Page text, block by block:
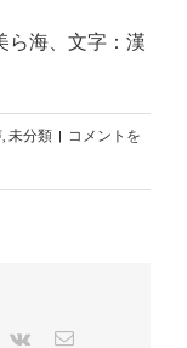
ら海、文字：漢
未分類 | VOICE_vol25
コメントを